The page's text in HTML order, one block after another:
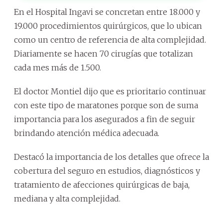
En el Hospital Ingavi se concretan entre 18.000 y
19.000 procedimientos quirúrgicos, que lo ubican
como un centro de referencia de alta complejidad.
Diariamente se hacen 70 cirugías que totalizan
cada mes más de 1.500.
El doctor Montiel dijo que es prioritario continuar
con este tipo de maratones porque son de suma
importancia para los asegurados a fin de seguir
brindando atención médica adecuada.
Destacó la importancia de los detalles que ofrece la
cobertura del seguro en estudios, diagnósticos y
tratamiento de afecciones quirúrgicas de baja,
mediana y alta complejidad.